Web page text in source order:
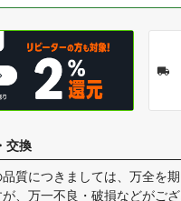
交換
質につきましては、万全を
が、万一不良・破損などがご